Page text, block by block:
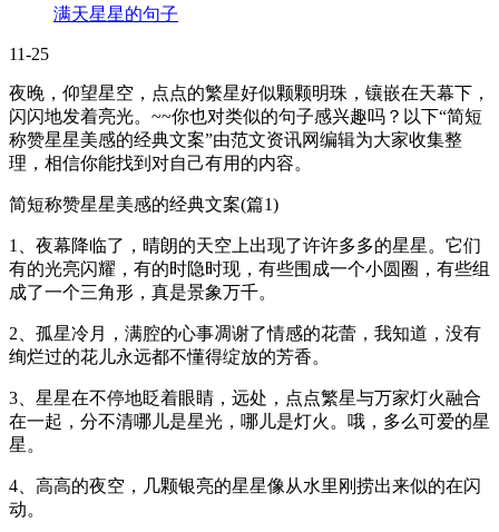
满天星星的句子
11-25
夜晚，仰望星空，点点的繁星好似颗颗明珠，镶嵌在天幕下，
闪闪地发着亮光。~~你也对类似的句子感兴趣吗？以下“简短
称赞星星美感的经典文案”由范文资讯网编辑为大家收集整
理，相信你能找到对自己有用的内容。
简短称赞星星美感的经典文案(篇1)
1、夜幕降临了，晴朗的天空上出现了许许多多的星星。它们
有的光亮闪耀，有的时隐时现，有些围成一个小圆圈，有些组
成了一个三角形，真是景象万千。
2、孤星冷月，满腔的心事凋谢了情感的花蕾，我知道，没有
绚烂过的花儿永远都不懂得绽放的芳香。
3、星星在不停地眨着眼睛，远处，点点繁星与万家灯火融合
在一起，分不清哪儿是星光，哪儿是灯火。哦，多么可爱的星
星。
4、高高的夜空，几颗银亮的星星像从水里刚捞出来似的在闪
动。